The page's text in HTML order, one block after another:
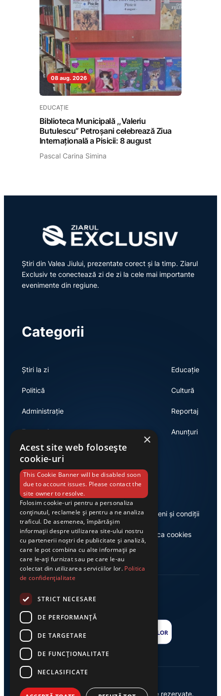
08 aug. 2026
EDUCAȚIE
Biblioteca Municipală ,,Valeriu
Butulescu” Petroșani celebrează Ziua
Internațională a Pisicii: 8 august
Pascal Carina Simina
Știri din Valea Jiului, prezentate corect și la timp. Ziarul
Exclusiv te conectează zi de zi la cele mai importante
evenimente din regiune.
Categorii
Știri la zi
Politică
Administrație
Economie
Educație
Cultură
Reportaj
Anunțuri
Link-uri utile
Despre noi
Casa de editură Exclusiv
Termeni și condiții
Politica cookies
© 2026 Ziarul Exclusiv – Toate drepturile rezervate.
×
Acest site web folosește
cookie-uri
This Cookie Banner will be disabled soon
due to account issues. Please contact the
site owner to resolve.
Folosim cookie-uri pentru a personaliza
conținutul, reclamele și pentru a ne analiza
traficul. De asemenea, împărtășim
informații despre utilizarea site-ului nostru
cu partenerii noștri de publicitate și analiză,
care le pot combina cu alte informații pe
care le-ați furnizat sau pe care le-au
colectat din utilizarea serviciilor lor. Politica
de confidențialitate
STRICT NECESARE
DE PERFORMANȚĂ
DE TARGETARE
DE FUNCŢIONALITATE
NECLASIFICATE